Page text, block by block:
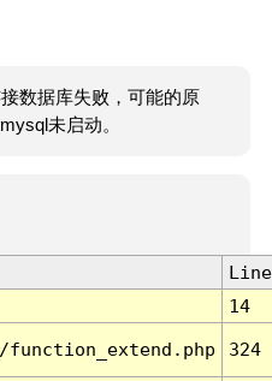
数据库失败，可能的原
未启动。
Line
14
324